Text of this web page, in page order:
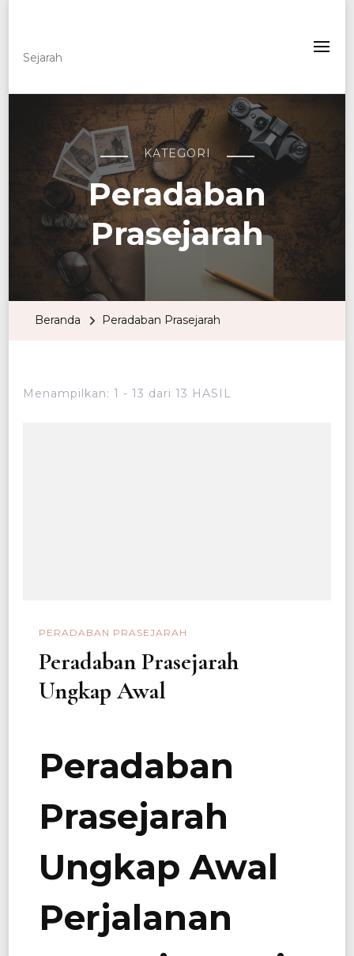
Sejarah
KATEGORI
Peradaban
Prasejarah
Beranda Peradaban Prasejarah
Menampilkan: 1 - 13 dari 13 HASIL
PERADABAN PRASEJARAH
Peradaban Prasejarah
Ungkap Awal
Peradaban
Prasejarah
Ungkap Awal
Perjalanan